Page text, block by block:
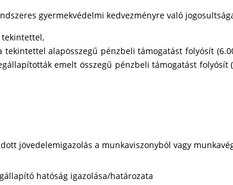
gyermekvédelmi kedvezményre való
tekintettel,
alapösszegű pénzbeli támogatást folyósít
emelt összegű pénzbeli támogatást folyósít
jövedelemigazolás a munkaviszonyból vagy
hatóság igazolása/határozata